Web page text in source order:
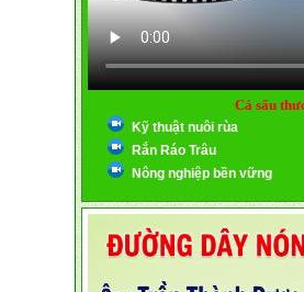
Cá sấu
Kỹ thuật nuôi rùa
Rắn Ráo Trâu
Nông nghiệp bền vững